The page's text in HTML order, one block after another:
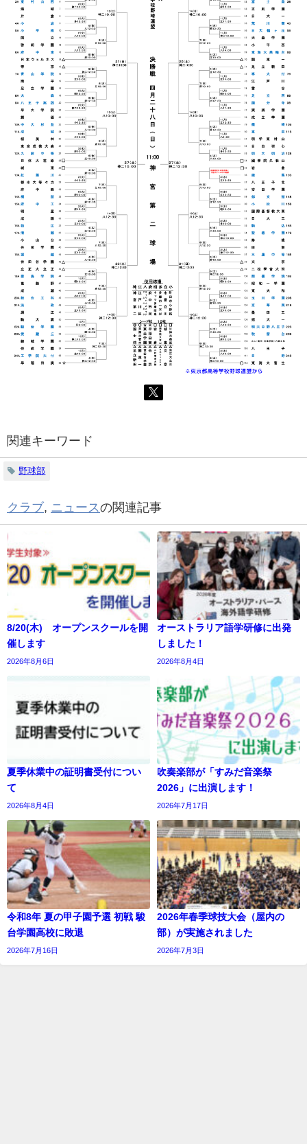
関連キーワード
野球部
クラブ, ニュースの関連記事
8/20(木) オープンスクールを開
催します
2026年8月6日
オーストラリア語学研修に出発
しました！
2026年8月4日
夏季休業中の証明書受付につい
て
2026年8月4日
吹奏楽部が「すみだ音楽祭
2026」に出演します！
2026年7月17日
令和8年 夏の甲子園予選 初戦 駿
台学園高校に敗退
2026年7月16日
2026年春季球技大会（屋内の
部）が実施されました
2026年7月3日